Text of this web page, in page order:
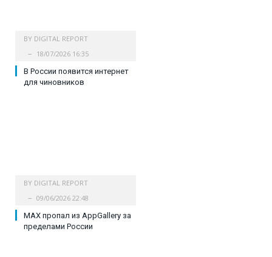
BY DIGITAL REPORT
18/07/2026 16:35
В России появится интернет
для чиновников
BY DIGITAL REPORT
09/06/2026 22:48
MAX пропал из AppGallery за
пределами России